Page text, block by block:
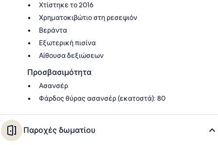
Χτίστηκε το 2016
Χρηματοκιβώτιο στη ρεσεψιόν
Βεράντα
Εξωτερική πισίνα
Αίθουσα δεξιώσεων
Προσβασιμότητα
Ασανσέρ
Φάρδος θύρας ασανσέρ (εκατοστά): 80
Παροχές δωματίου